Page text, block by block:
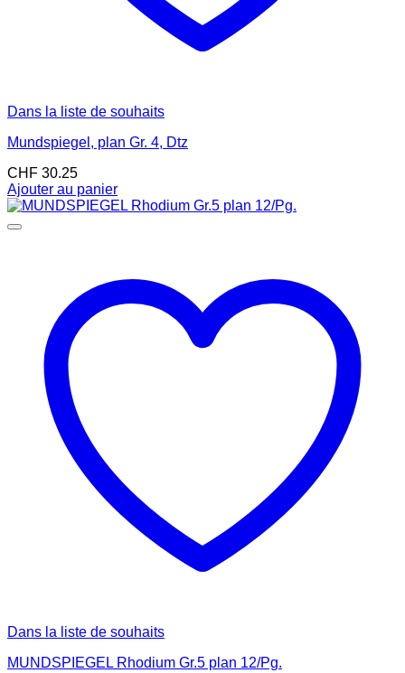
Dans la liste de souhaits
Mundspiegel, plan Gr. 4, Dtz
CHF 30.25
Ajouter au panier
Dans la liste de souhaits
MUNDSPIEGEL Rhodium Gr.5 plan 12/Pg.